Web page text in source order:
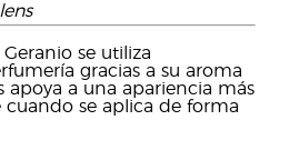
se utiliza
gracias a su aroma
apoya a una apariencia más
se aplica de forma